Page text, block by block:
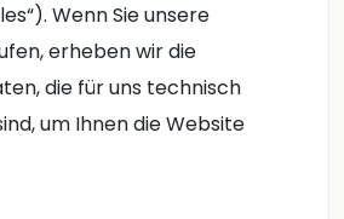
Wenn Sie unsere
erheben wir die
die für uns technisch
um Ihnen die Website